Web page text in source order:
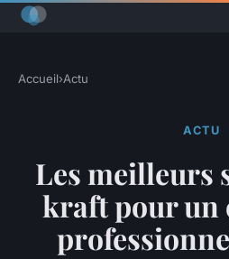
Accueil›Actu
ACTU
Les meilleurs
kraft pour un